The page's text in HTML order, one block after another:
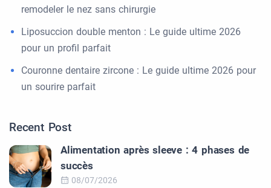
remodeler le nez sans chirurgie
Liposuccion double menton : Le guide ultime 2026
pour un profil parfait
Couronne dentaire zircone : Le guide ultime 2026 pour
un sourire parfait
Recent Post
Alimentation après sleeve : 4 phases de
succès
08/07/2026